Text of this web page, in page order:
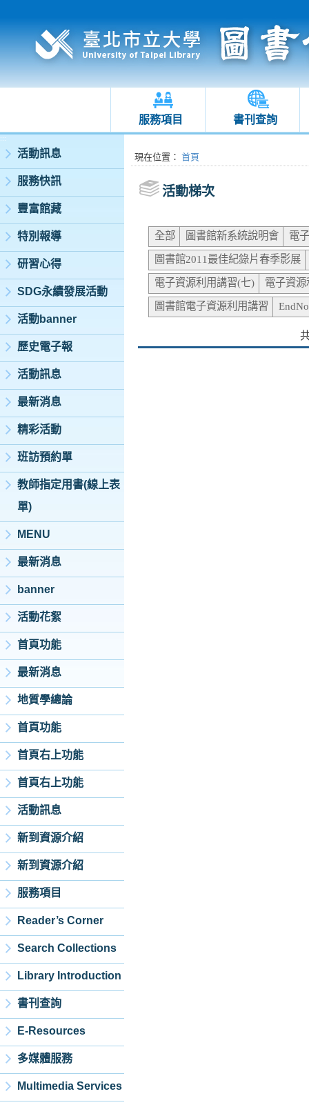
服務項目 書刊查詢
:::
活動訊息
服務快訊
豐富館藏
特別報導
研習心得
SDG永續發展活動
活動banner
歷史電子報
活動訊息
最新消息
精彩活動
班訪預約單
教師指定用書(線上表
單)
MENU
最新消息
banner
活動花絮
首頁功能
最新消息
地質學總論
首頁功能
首頁右上功能
首頁右上功能
活動訊息
新到資源介紹
新到資源介紹
服務項目
Reader’s Corner
Search Collections
Library Introduction
書刊查詢
E-Resources
多媒體服務
Multimedia Services
:::現在位置 ： 首頁
活動梯次
全部 圖書館新系統說明會
電
圖書館2011最佳紀錄片春季影展
電子資源利用講習(七)
電子資
圖書館電子資源利用講習